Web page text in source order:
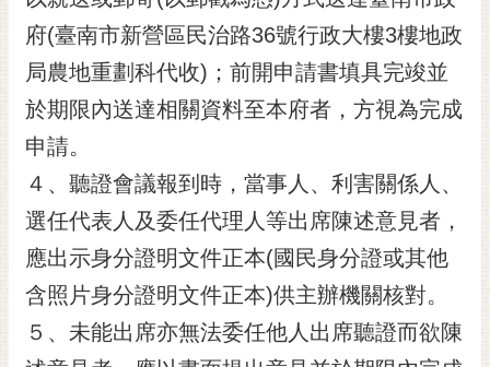
府(臺南市新營區民治路36號行政大樓3樓地政
局農地重劃科代收)；前開申請書填具完竣並
於期限內送達相關資料至本府者，方視為完成
申請。
４、聽證會議報到時，當事人、利害關係人、
選任代表人及委任代理人等出席陳述意見者，
應出示身分證明文件正本(國民身分證或其他
含照片身分證明文件正本)供主辦機關核對。
５、未能出席亦無法委任他人出席聽證而欲陳